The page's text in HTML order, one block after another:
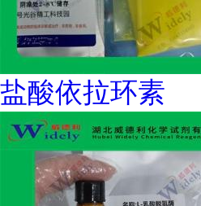
盐酸依拉环素